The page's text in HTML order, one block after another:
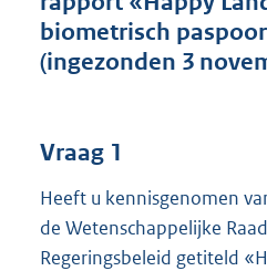
biometrisch
(ingezonden 3
Vraag 1
Heeft u kennisgenomen
de Wetenschappelijke
Regeringsbeleid getiteld